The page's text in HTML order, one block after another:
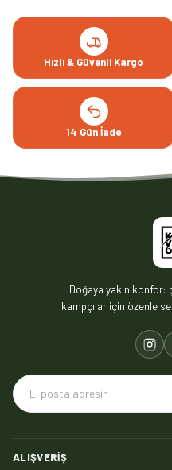
Hızlı & Güvenli Kargo
14 Gün İade
Doğaya yakın konfor:
kampçılar için özenle
ALIŞVERIŞ